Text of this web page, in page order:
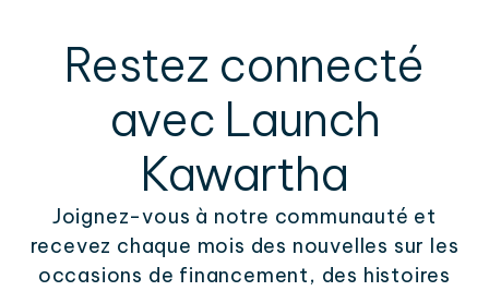
Restez connecté
avec Launch
Kawartha
Joignez-vous à notre communauté et
recevez chaque mois des nouvelles sur les
occasions de financement, des histoires